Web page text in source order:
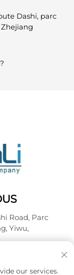
Dashi, parc
Road, Parc
Yiwu,
our services.